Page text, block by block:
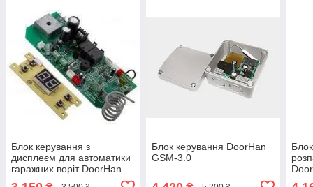
Блок керування з
дисплеєм для автоматики
гаражних воріт DoorHan
Блок керування DoorHan
GSM-3.0